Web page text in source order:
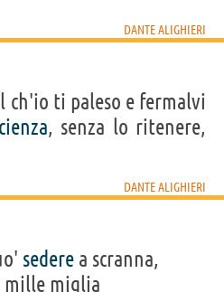
DANTE ALIGHIERI
ch'io ti paleso e fermalvi
, senza lo ritenere,
DANTE ALIGHIERI
sedere a scranna,
mille miglia